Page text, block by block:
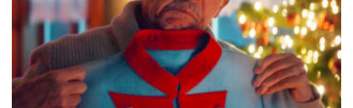
Cool Esport
Pořady